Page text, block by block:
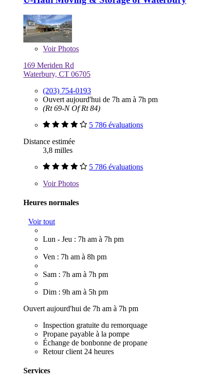
VoirPhotos
169 Meriden Rd
Waterbury, CT 06705
(203) 754-0193
Ouvert aujourd'hui de 7h am à 7h pm
(Rt 69-N Of Rt 84)
5 786 évaluations
Distance estimée
3,8 milles
5 786 évaluations
VoirPhotos
Heures normales
Voir tout
Lun - Jeu : 7h am à 7h pm
Ven : 7h am à 8h pm
Sam : 7h am à 7h pm
Dim : 9h am à 5h pm
Ouvert aujourd'hui de 7h am à 7h pm
Inspection gratuite du remorquage
Propane payable à la pompe
Échange de bonbonne de propane
Retour client 24 heures
Services